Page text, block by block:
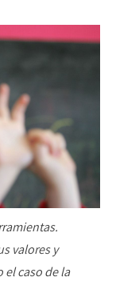
valores y
el caso de la